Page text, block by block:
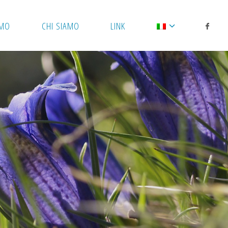
CHI SIAMO LINK